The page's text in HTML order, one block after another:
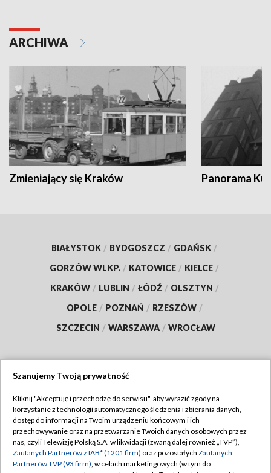
ARCHIWA
Zmieniający się Kraków Panorama
BIAŁYSTOK / BYDGOSZCZ / GDAŃSK /
GORZÓW WLKP. / KATOWICE / KIELCE /
KRAKÓW / LUBLIN / ŁÓDŹ / OLSZTYN /
OPOLE / POZNAŃ / RZESZÓW /
SZCZECIN / WARSZAWA / WROCŁAW
TVP
Abonament TVP
Emisja w TVP
Centrum informacji TVP
Regulamin TVP
Polityka prywatności
Szanujemy Twoją prywatność
Kliknij "Akceptuję i przechodzę do serwisu", aby wyrazić zgody na
korzystanie z technologii automatycznego śledzenia i zbierania danych,
dostęp do informacji na Twoim urządzeniu końcowym i ich
przechowywanie oraz na przetwarzanie Twoich danych osobowych przez
nas, czyli Telewizję Polską S.A. w likwidacji (zwaną dalej również „TVP”),
Zaufanych Partnerów z IAB* (1201 firm) oraz pozostałych Zaufanych
Partnerów TVP (93 firm), w celach marketingowych (w tym do